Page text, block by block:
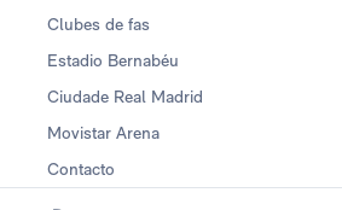
Clubes de fas
Estadio Bernabéu
Ciudade Real Madrid
Movistar Arena
Contacto